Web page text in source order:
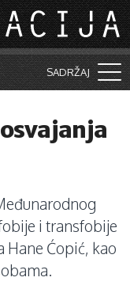
SADRŽAJ
i transfobije
Ćopić, kao